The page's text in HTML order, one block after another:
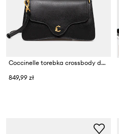
Coccinelle torebka crossbody damska skórzana
849,99 zł